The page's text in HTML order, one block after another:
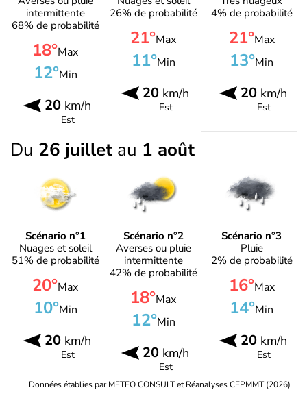
intermittente
68% de probabilité
18°Max
12°Min
20km/h
Est
26% de probabilité
21°Max
11°Min
20km/h
Est
4% de probabilité
21°Max
13°Min
20 km/h
Est
Du 26 juillet au 1 août
Scénario n°1
Nuages et soleil
51% de probabilité
20°Max
10°Min
20km/h
Est
Scénario n°2
Averses ou pluie
intermittente
42% de probabilité
18°Max
12°Min
20km/h
Est
Scénario n°3
Pluie
2% de probabilité
16°Max
14°Min
20 km/h
Est
Données établies par METEO CONSULT et Réanalyses CEPMMT (2026)